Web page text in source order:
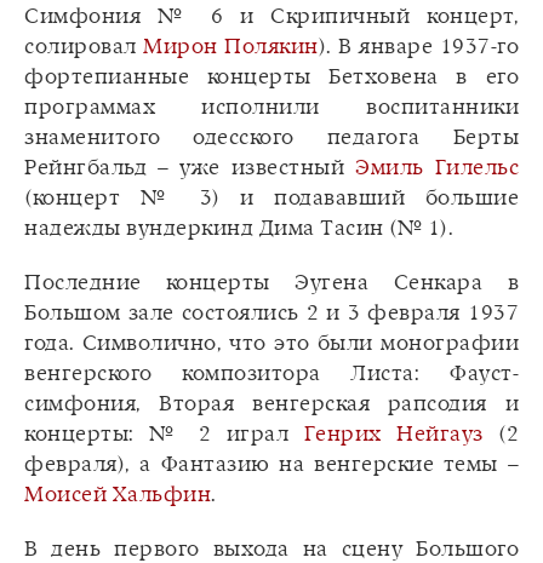
Симфония № 6 и Скрипичный концерт,
солировал Мирон Полякин). В январе 1937-го
фортепианные концерты Бетховена в его
программах исполнили воспитанники
знаменитого одесского педагога Берты
Рейнгбальд – уже известныйЭмиль Гилельс
(концерт № 3) и подававший большие
надежды вундеркинд Дима Тасин (№ 1).
Последние концерты Эугена Сенкара в
Большом зале состоялись 2 и 3 февраля 1937
года. Символично, что это были монографии
венгерского композитора Листа: Фауст-
симфония, Вторая венгерская рапсодия и
концерты: № 2 играл Генрих Нейгауз (2
февраля), а Фантазию на венгерские темы –
Моисей Хальфин.
В день первого выхода на сцену Большого